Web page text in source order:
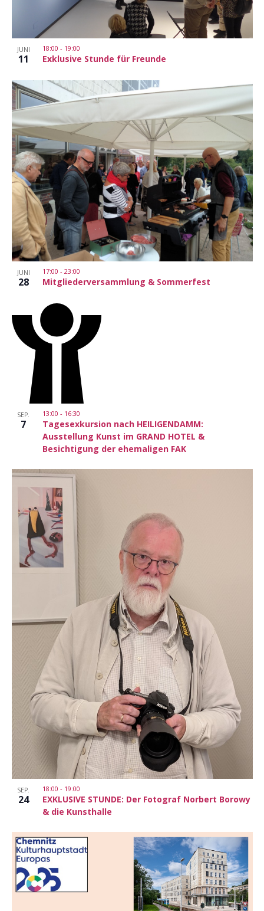
JUNI
11 Exklusive Stunde für Freunde
18:00 - 19:00
JUNI
28 Mitgliederversammlung & Sommerfest
17:00 - 23:00
SEP.
7
Tagesexkursion nach HEILIGENDAMM:
Ausstellung Kunst im GRAND HOTEL &
Besichtigung der ehemaligen FAK
13:00 - 16:30
SEP.
24
EXKLUSIVE STUNDE: Der Fotograf Norbert Borowy
& die Kunsthalle
18:00 - 19:00